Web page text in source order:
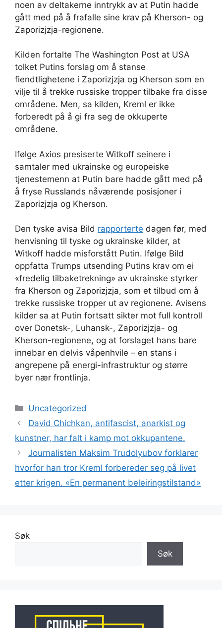
noen av deltakerne inntrykk av at Putin hadde
gått med på å frafalle sine krav på Kherson- og
Zaporizjzja-regionene.
Kilden fortalte The Washington Post at USA
tolket Putins forslag om å stanse
fiendtlighetene i Zaporizjzja og Kherson som en
vilje til å trekke russiske tropper tilbake fra disse
områdene. Men, sa kilden, Kreml er ikke
forberedt på å gi fra seg de okkuperte
områdene.
Ifølge Axios presiserte Witkoff seinere i
samtaler med ukrainske og europeiske
tjenestemenn at Putin bare hadde gått med på
å fryse Russlands nåværende posisjoner i
Zaporizjzja og Kherson.
Den tyske avisa Bild rapporterte dagen før, med
henvisning til tyske og ukrainske kilder, at
Witkoff hadde misforstått Putin. Ifølge Bild
oppfatta Trumps utsending Putins krav om ei
«fredelig tilbaketrekning» av ukrainske styrker
fra Kherson og Zaporizjzja, som et tilbud om å
trekke russiske tropper ut av regionene. Avisens
kilder sa at Putin fortsatt sikter mot full kontroll
over Donetsk-, Luhansk-, Zaporizjzja- og
Kherson-regionene, og at forslaget hans bare
innebar en delvis våpenhvile – en stans i
angrepene på energi-infrastruktur og større
byer nær frontlinja.
Kategorier
Uncategorized
David Chichkan, antifascist, anarkist og
kunstner, har falt i kamp mot okkupantene.
Journalisten Maksim Trudolyubov forklarer
hvorfor han tror Kreml forbereder seg på livet
etter krigen. «En permanent beleiringstilstand»
Søk
Søk